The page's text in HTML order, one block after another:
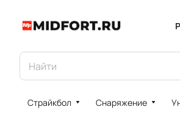
Страйкбол Снаряжение